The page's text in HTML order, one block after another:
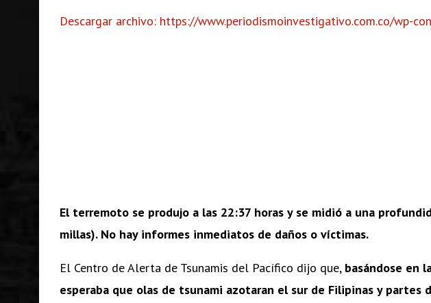
Descargar archivo: https://www.periodismoinvestigativo.com.co/wp-
El terremoto se produjo a las 22:37 horas y se midió a una
millas). No hay informes inmediatos de daños o víctimas.
El Centro de Alerta de Tsunamis del Pacífico dijo que, basándose en
esperaba que olas de tsunami azotaran el sur de Filipinas y partes